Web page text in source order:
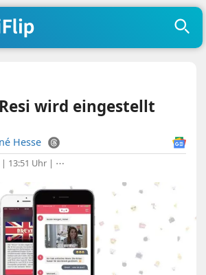
wird eingestellt
Hesse
| 13:51 Uhr | ⋯